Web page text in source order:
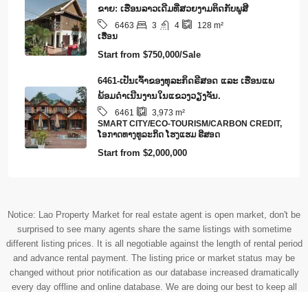
ຂາຍ: ເຮືອນລາວເດີມທີ່ສວຍງາມຕິດກັບພູສີ
6463 3 4 128 m²
ເຮືອນ
Start from $750,000/Sale
6461-ເປັນເຈົ້າຂອງທຸລະກິດຣີສອດ ແລະ ເຮືອນແພ
ພ້ອມດໍາເນີນງານໃນແຂວງວຽງຈັນ.
6461 3,973 m²
SMART CITY/ECO-TOURISM/CARBON CREDIT,
​ໂອ​ກາດ​ທາງ​ທ​ູ​ລະ​ກິດ ໂຮງ​ແຮມ ຣີ​ສອດ
Start from $2,000,000
Notice: Lao Property Market for real estate agent is open market, don't be
surprised to see many agents share the same listings with sometime
different listing prices. It is all negotiable against the length of rental period
and advance rental payment. The listing price or market status may be
changed without prior notification as our database increased dramatically
every day offline and online database. We are doing our best to keep all